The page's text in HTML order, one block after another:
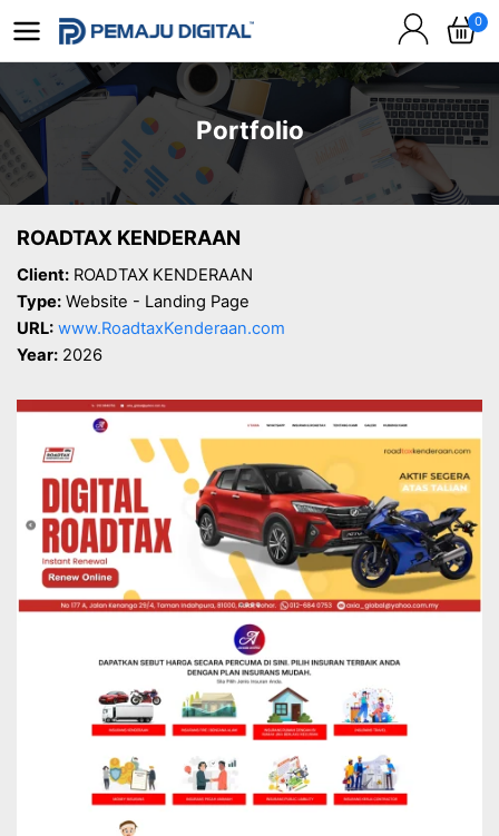
0
Portfolio
ROADTAX KENDERAAN
Client: ROADTAX KENDERAAN
Type: Website - Landing Page
URL: www.RoadtaxKenderaan.com
Year: 2026